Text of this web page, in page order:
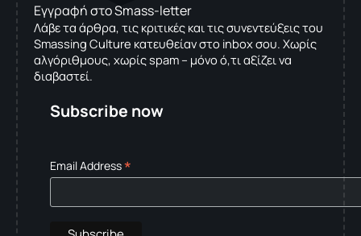
Εγγραφή στο Smass-letter
Λάβε τα άρθρα, τις κριτικές και τις συνεντεύξεις του
Smassing Culture κατευθείαν στο inbox σου. Χωρίς
αλγόριθμους, χωρίς spam – μόνο ό,τι αξίζει να
διαβαστεί.
Subscribe now
Email Address*